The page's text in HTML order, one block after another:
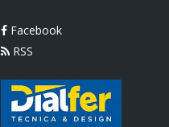
Facebook
RSS